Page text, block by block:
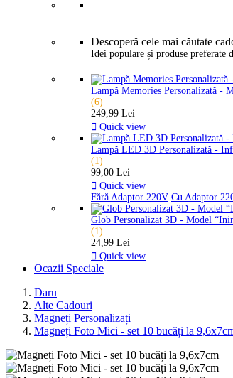
Descoperă cele mai căutate
Idei populare și produse preferate
Lampă Memories Personalizată -
(6)
249,99 Lei
 Quick view
Lampă LED 3D Personalizată -
(1)
99,00 Lei
 Quick view
Fără Adaptor 220V Cu Adaptor
Glob Personalizat 3D - Model
(1)
24,99 Lei
 Quick view
Ocazii Speciale
Daru
Alte Cadouri
Magneți Personalizați
Magneți Foto Mici - set 10 bucăți la